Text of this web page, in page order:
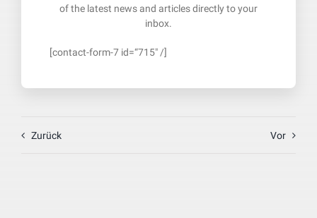
of the latest news and articles directly to your
inbox.
[contact-form-7 id=“715″ /]
Zurück Vor